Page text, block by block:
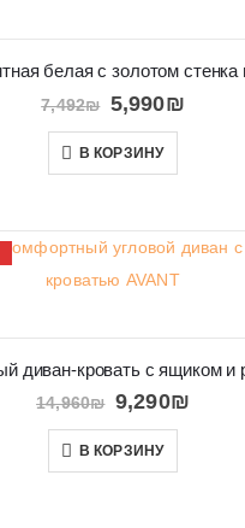
7,492₪ 5,990₪
В КОРЗИНУ
14,960₪ 9,290₪
В КОРЗИНУ